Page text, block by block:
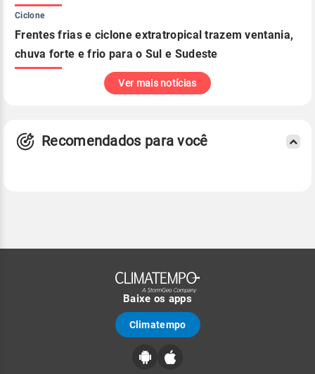
Ciclone
Frentes frias e ciclone extratropical trazem ventania,
chuva forte e frio para o Sul e Sudeste
Ver mais notícias
Recomendados para você
Baixe os apps
Climatempo